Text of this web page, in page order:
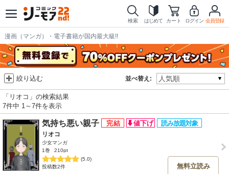
検索 はじめて カート ログイン 会員登録
漫画（マンガ）・電子書籍が国内最大級!!
並べ替え:
絞り込む
「リオコ」の検索結果
7件中 1～7件を表示
気持ち悪い親子
リオコ
少女マンガ
1巻
210pt
(5.0)
投稿数2件
無料立読み